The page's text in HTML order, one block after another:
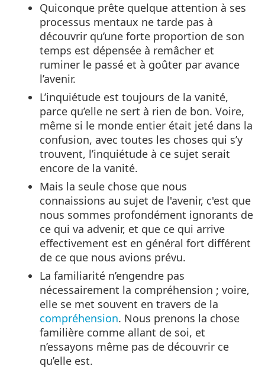
Quiconque prête quelque attention à ses
processus mentaux ne tarde pas à
découvrir qu’une forte proportion de son
temps est dépensée à remâcher et
ruminer le passé et à goûter par avance
l’avenir.
L’inquiétude est toujours de la vanité,
parce qu’elle ne sert à rien de bon. Voire,
même si le monde entier était jeté dans la
confusion, avec toutes les choses qui s’y
trouvent, l’inquiétude à ce sujet serait
encore de la vanité.
Mais la seule chose que nous
connaissions au sujet de l'avenir, c'est que
nous sommes profondément ignorants de
ce qui va advenir, et que ce qui arrive
effectivement est en général fort différent
de ce que nous avions prévu.
La familiarité n’engendre pas
nécessairement la compréhension ; voire,
elle se met souvent en travers de la
compréhension. Nous prenons la chose
familière comme allant de soi, et
n’essayons même pas de découvrir ce
qu’elle est.